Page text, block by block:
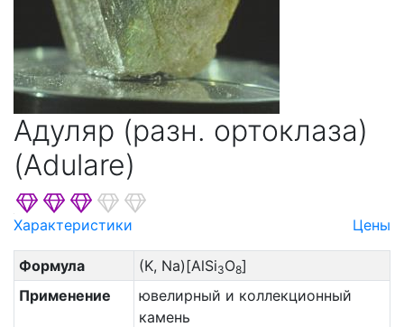
Адуляр (разн. ортоклаза)
(Adulare)
Характеристики Цены
Формула (K, Na)[AlSi3O8]
Применение
ювелирный и коллекционный
камень